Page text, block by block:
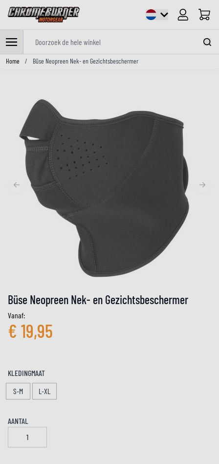
Cart
Ga naar de inhoud
Home / Büse Neopreen Nek- en Gezichtsbeschermer
Büse Neopreen Nek- en Gezichtsbeschermer
Vanaf:
€ 19,95
KLEDINGMAAT
S-M
L-XL
AANTAL